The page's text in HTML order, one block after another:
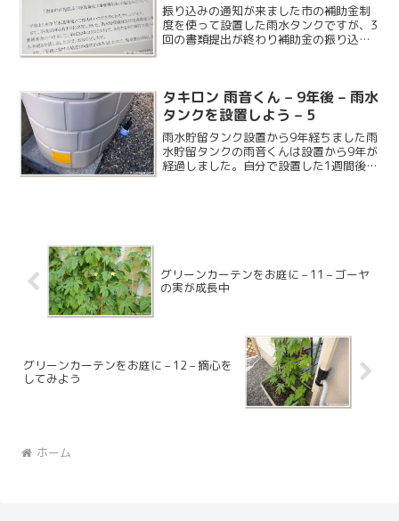
振り込みの通知が来ました市の補助金制
度を使って設置した雨水タンクですが、3
回の書類提出が終わり補助金の振り込み
タキロン 雨音くん – 9年後 – 雨水
タンクを設置しよう – 5
雨水貯留タンク設置から9年経ちました雨
水貯留タンクの雨音くんは設置から9年が
経過しました。自分で設置した1週間後に
グリーンカーテンをお庭に – 11 – ゴーヤ
の実が成長中
グリーンカーテンをお庭に – 12 – 摘心を
してみよう
ホーム